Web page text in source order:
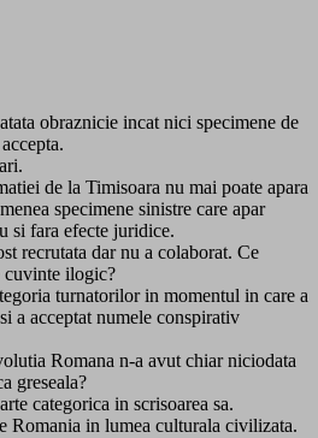
obraznicie incat nici specimene de
de la Timisoara nu mai poate apara
specimene sinistre care apar
si fara efecte juridice.
recrutata dar nu a colaborat. Ce
cuvinte ilogic?
turnatorilor in momentul in care a
a acceptat numele conspirativ
Romana n-a avut chiar niciodata
greseala?
categorica in scrisoarea sa.
Romania in lumea culturala civilizata.